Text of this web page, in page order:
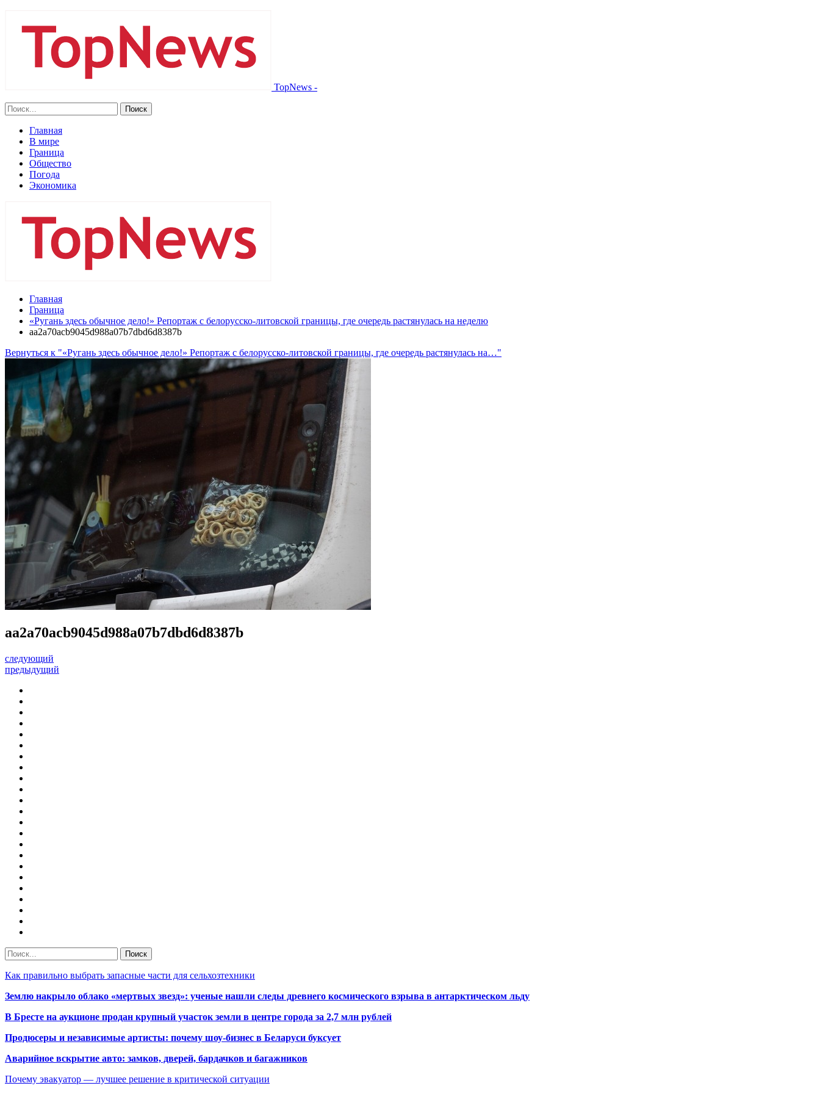
TopNews -
Главная
В мире
Граница
Общество
Погода
Экономика
Главная
Граница
«Ругань здесь обычное дело!» Репортаж с белорусско-литовской границы, где очередь растянулась на неделю
aa2a70acb9045d988a07b7dbd6d8387b
Вернуться к "«Ругань здесь обычное дело!» Репортаж с белорусско-литовской границы, где очередь растянулась на…"
aa2a70acb9045d988a07b7dbd6d8387b
следующий
предыдущий
Как правильно выбрать запасные части для сельхозтехники
Землю накрыло облако «мертвых звезд»: ученые нашли следы древнего космического взрыва в антарктическом льду
В Бресте на аукционе продан крупный участок земли в центре города за 2,7 млн рублей
Продюсеры и независимые артисты: почему шоу-бизнес в Беларуси буксует
Аварийное вскрытие авто: замков, дверей, бардачков и багажников
Почему эвакуатор — лучшее решение в критической ситуации